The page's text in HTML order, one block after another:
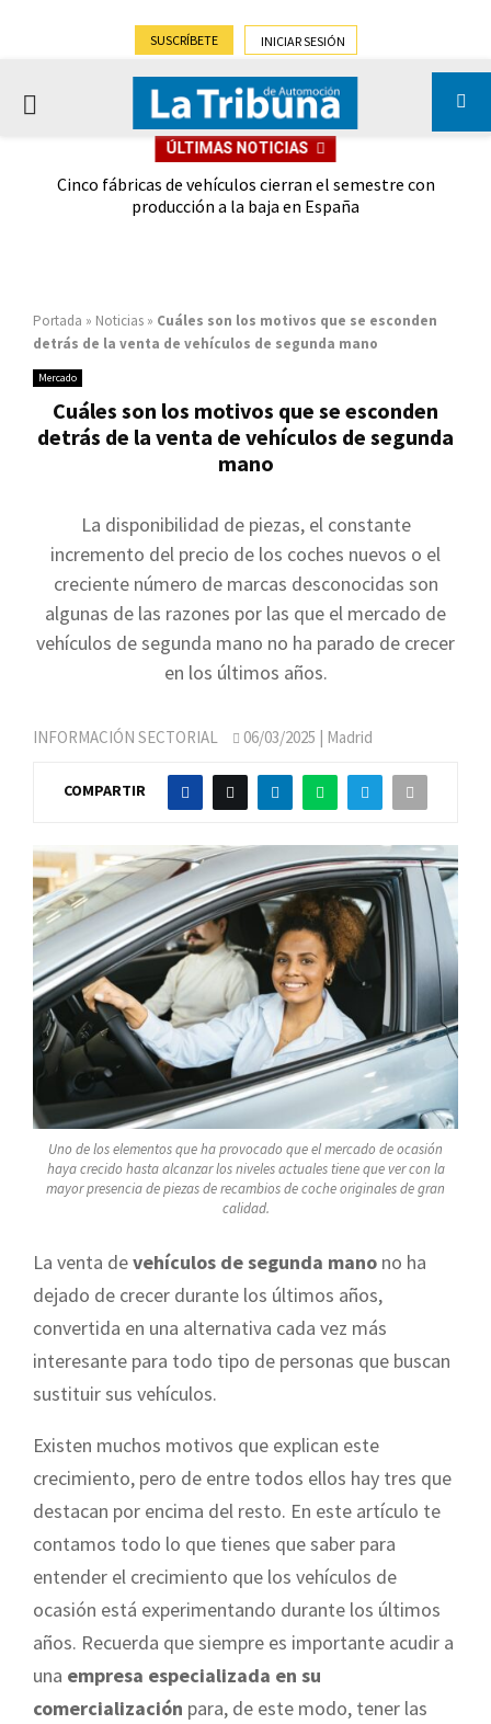
SUSCRÍBETE INICIAR SESIÓN
PRIMARY
ÚLTIMAS NOTICIAS
Cinco fábricas de vehículos cierran el semestre con
producción a la baja en España
Portada » Noticias » Cuáles son los motivos que se esconden
detrás de la venta de vehículos de segunda mano
Mercado
Cuáles son los motivos que se esconden
detrás de la venta de vehículos de segunda
mano
La disponibilidad de piezas, el constante
incremento del precio de los coches nuevos o el
creciente número de marcas desconocidas son
algunas de las razones por las que el mercado de
vehículos de segunda mano no ha parado de crecer
en los últimos años.
INFORMACIÓN SECTORIAL 06/03/2025 | Madrid
COMPARTIR
Uno de los elementos que ha provocado que el mercado de ocasión
haya crecido hasta alcanzar los niveles actuales tiene que ver con la
mayor presencia de piezas de recambios de coche originales de gran
calidad.
La venta devehículos de segunda mano no ha
dejado de crecer durante los últimos años,
convertida en una alternativa cada vez más
interesante para todo tipo de personas que buscan
sustituir sus vehículos.
Existen muchos motivos que explican este
crecimiento, pero de entre todos ellos hay tres que
destacan por encima del resto. En este artículo te
contamos todo lo que tienes que saber para
entender el crecimiento que los vehículos de
ocasión está experimentando durante los últimos
años. Recuerda que siempre es importante acudir a
una empresa especializada en su
comercialización para, de este modo, tener las